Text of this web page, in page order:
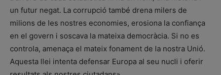
un futur negat. La corrupció també drena milers de
milions de les nostres economies, erosiona la confiança
en el govern i soscava la mateixa democràcia. Si no es
controla, amenaça el mateix fonament de la nostra Unió.
Aquesta llei intenta defensar Europa al seu nucli i oferir